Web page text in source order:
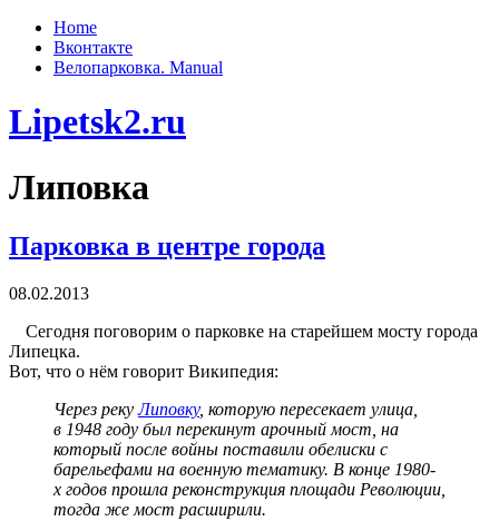
Home
Вконтакте
Велопарковка. Manual
Lipetsk2.ru
Липовка
Парковка в центре города
08.02.2013
Сегодня поговорим о парковке на старейшем мосту города
Липецка.
Вот, что о нём говорит Википедия:
Через рекуЛиповку, которую пересекает улица,
в 1948 году был перекинут арочный мост, на
который после войны поставили обелиски с
барельефами на военную тематику. В конце 1980-
х годов прошла реконструкция площади Революции,
тогда же мост расширили.